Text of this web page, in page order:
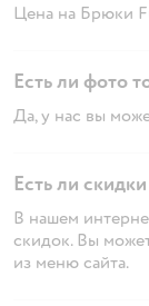
Цена на Брюки
Есть ли фото
Да, у нас вы
Есть ли
В нашем
скидок. Вы
из меню сайта.